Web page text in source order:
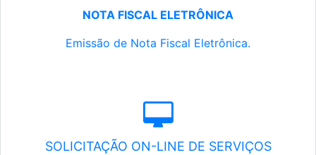
NOTA FISCAL ELETRÔNICA
Emissão de Nota Fiscal Eletrônica.
SOLICITAÇÃO ON-LINE DE SERVIÇOS